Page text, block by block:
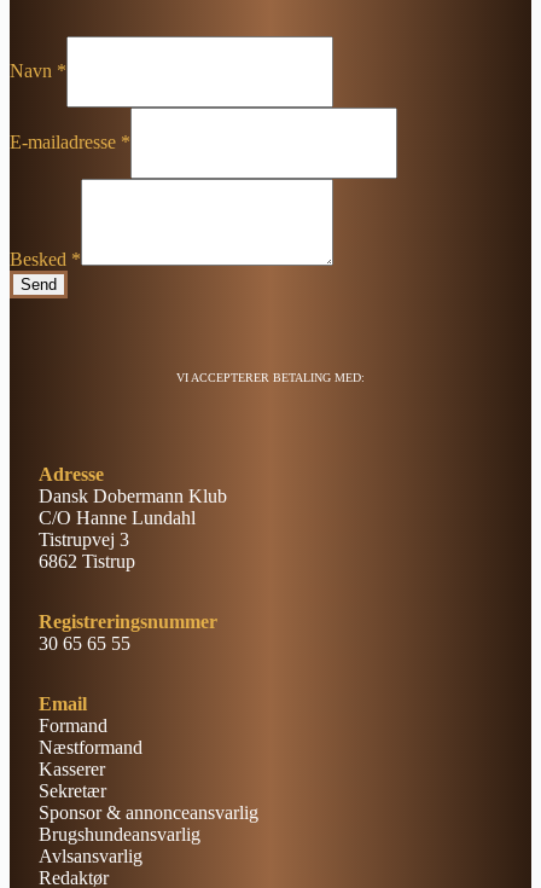
Navn *
E-mailadresse *
Besked *
Send
VI ACCEPTERER BETALING MED:
Adresse
Dansk Dobermann Klub
C/O Hanne Lundahl
Tistrupvej 3
6862 Tistrup
Registreringsnummer
30 65 65 55
Email
Formand
Næstformand
Kasserer
Sekretær
Sponsor & annonceansvarlig
Brugshundeansvarlig
Avlsansvarlig
Redaktør